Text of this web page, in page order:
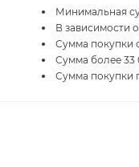
Минимальная
В зависимости
Сумма покупки
Сумма более 33
Сумма покупки